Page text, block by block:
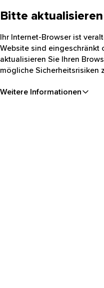
Bitte
Ihr Internet-Browser ist
Website sind eingeschränkt
aktualisieren Sie Ihren
mögliche Sicherheitsrisiken
Weitere Informationen